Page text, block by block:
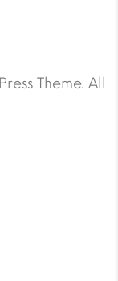
Theme. All